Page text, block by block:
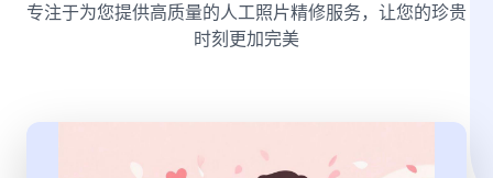
专注于为您提供高质量的人工照片精修服务，让您的珍贵
时刻更加完美